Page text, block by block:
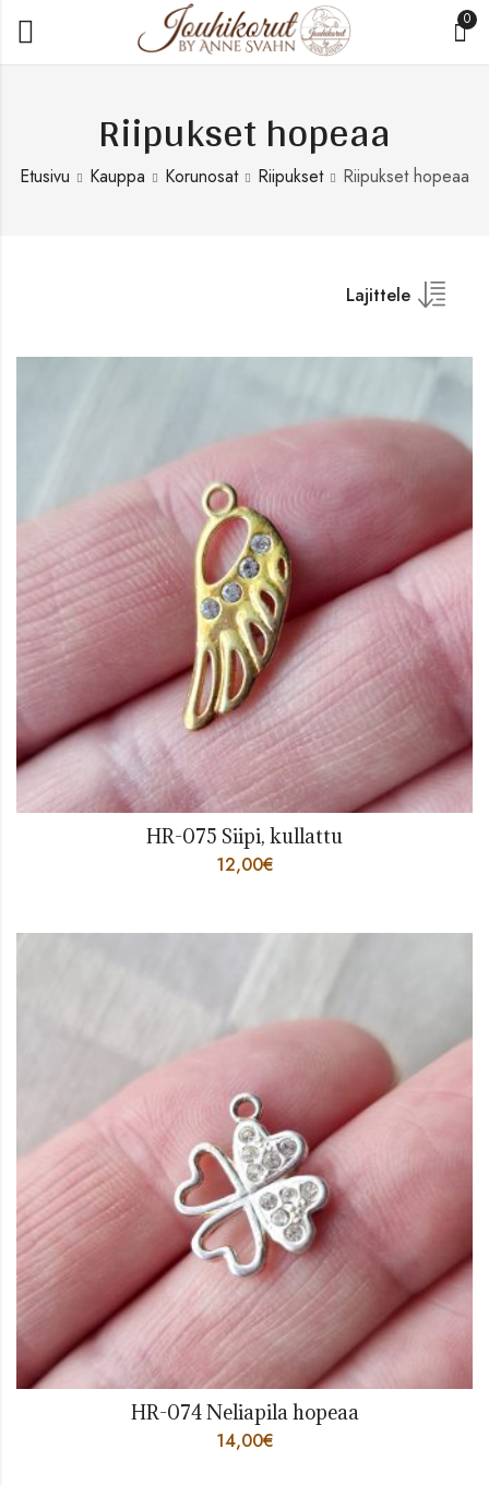
0
Riipukset hopeaa
Etusivu Kauppa Korunosat Riipukset Riipukset hopeaa
Lajittele
HR-075 Siipi, kullattu
12,00€
HR-074 Neliapila hopeaa
14,00€